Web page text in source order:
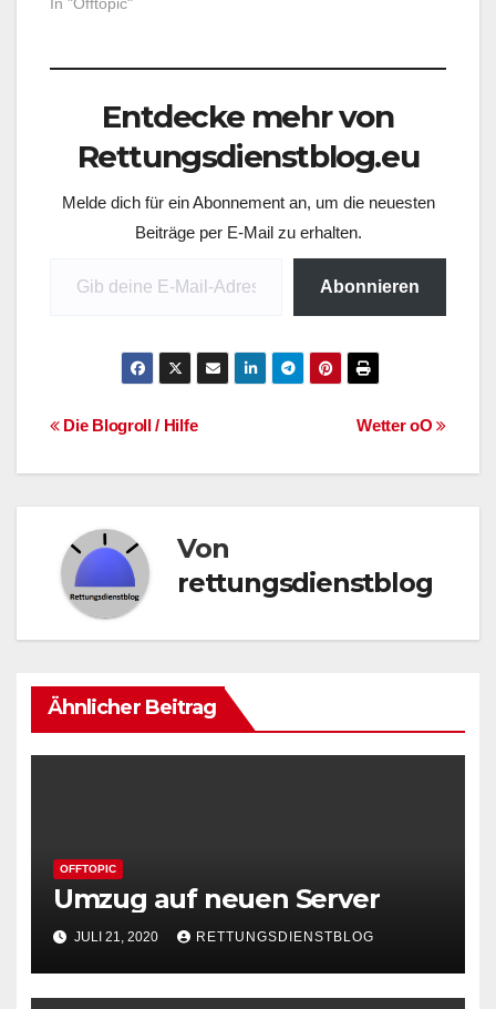
Notfallmedikamente,
Besuche Wichtige
Indikation 4 Besuche
Bereich
Rettungsdienst-
Rettungsdienst 2
Entdecke mehr von
Rettungsdienstblog.eu
Melde dich für ein Abonnement an, um die neuesten
Beiträge per E-Mail zu erhalten.
Abonnieren
BeitragsnavigationWetter oO
Die Blogroll / Hilfe
Von
rettungsdienstblog
Ähnlicher Beitrag
OFFTOPIC
Umzug auf neuen Server
JULI 21, 2020 RETTUNGSDIENSTBLOG